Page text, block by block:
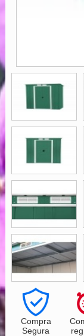
Compra
Segura